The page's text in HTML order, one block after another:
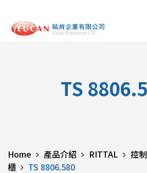
TS
Home 產品介紹 RITTAL 控
櫃
TS 8806.580